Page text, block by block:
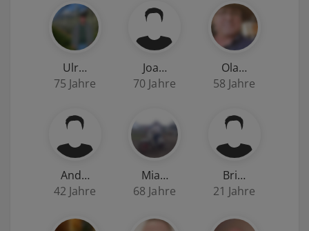
Ulr…
75 Jahre
Joa…
70 Jahre
Ola…
58 Jahre
And…
42 Jahre
Mia…
68 Jahre
Bri…
21 Jahre